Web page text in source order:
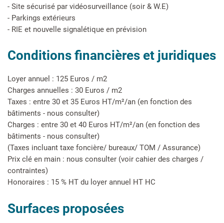
- Site sécurisé par vidéosurveillance (soir & W.E)
- Parkings extérieurs
- RIE et nouvelle signalétique en prévision
Conditions financières et juridiques
Loyer annuel : 125 Euros / m2
Charges annuelles : 30 Euros / m2
Taxes : entre 30 et 35 Euros HT/m²/an (en fonction des
bâtiments - nous consulter)
Charges : entre 30 et 40 Euros HT/m²/an (en fonction des
bâtiments - nous consulter)
(Taxes incluant taxe foncière/ bureaux/ TOM / Assurance)
Prix clé en main : nous consulter (voir cahier des charges /
contraintes)
Honoraires : 15 % HT du loyer annuel HT HC
Surfaces proposées